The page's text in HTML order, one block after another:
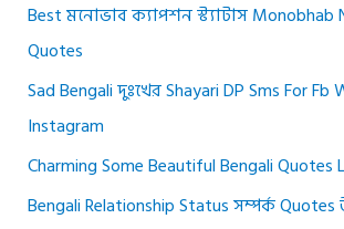
Best মনোভাব ক্যাপশন স্ট্যাটাস Monobhab
Quotes
Sad Bengali দুঃখের Shayari DP Sms For Fb
Instagram
Charming Some Beautiful Bengali Quotes
Bengali Relationship Status সম্পর্ক Quotes